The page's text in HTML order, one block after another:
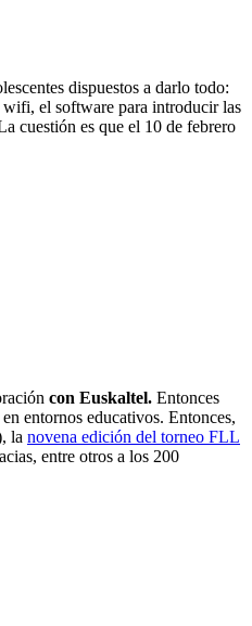
dispuestos a darlo todo:
wifi, el software para introducir las
cuestión es que el 10 de febrero
con Euskaltel. Entonces
entornos educativos. Entonces,
la novena edición del torneo FLL
entre otros a los 200